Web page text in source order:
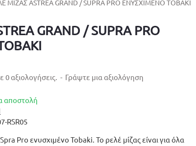
ΜΙΖΑΣ ASTREA GRAND / SUPRA PRO ΕΝΥΣΧΙΜΕΝΟ TOBAKI
GRAND / SUPRA PRO
Pro ενυσχιμένο Tobaki. Το ρελέ μίζας είναι για όλα
αποστολή
RSR05
αξιολογήσεις. - Γράψτε μια αξιολόγηση